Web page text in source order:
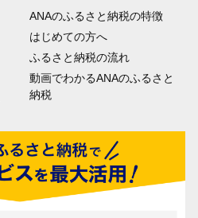
ANAのふるさと納税の特徴
はじめての方へ
ふるさと納税の流れ
動画でわかるANAのふるさと
納税